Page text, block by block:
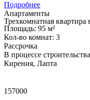
Подробнее
Апартаменты
Трехкомнатная квартира
Площадь: 95 м²
Кол-во комнат: 3
Рассрочка
В процессе строительства
Кирения, Лапта
157000